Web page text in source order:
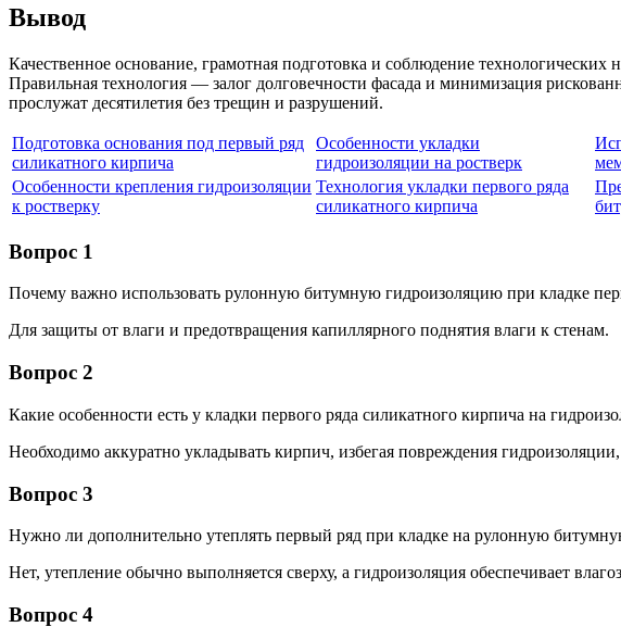
Вывод
Качественное основание, грамотная подготовка и соблюдение
Правильная технология — залог долговечности фасада и минимизация
прослужат десятилетия без трещин и разрушений.
Подготовка основания под первый ряд
силикатного кирпича
Особенности укладки
гидроизоляции на ростверк
Особенности крепления гидроизоляции
к ростверку
Технология укладки первого ряда
силикатного кирпича
Вопрос 1
Почему важно использовать рулонную битумную гидроизоляцию при кладке
Для защиты от влаги и предотвращения капиллярного поднятия влаги к стенам.
Вопрос 2
Какие особенности есть у кладки первого ряда силикатного кирпича на
Необходимо аккуратно укладывать кирпич, избегая повреждения
Вопрос 3
Нужно ли дополнительно утеплять первый ряд при кладке на рулонную
Нет, утепление обычно выполняется сверху, а гидроизоляция обеспечивает
Вопрос 4